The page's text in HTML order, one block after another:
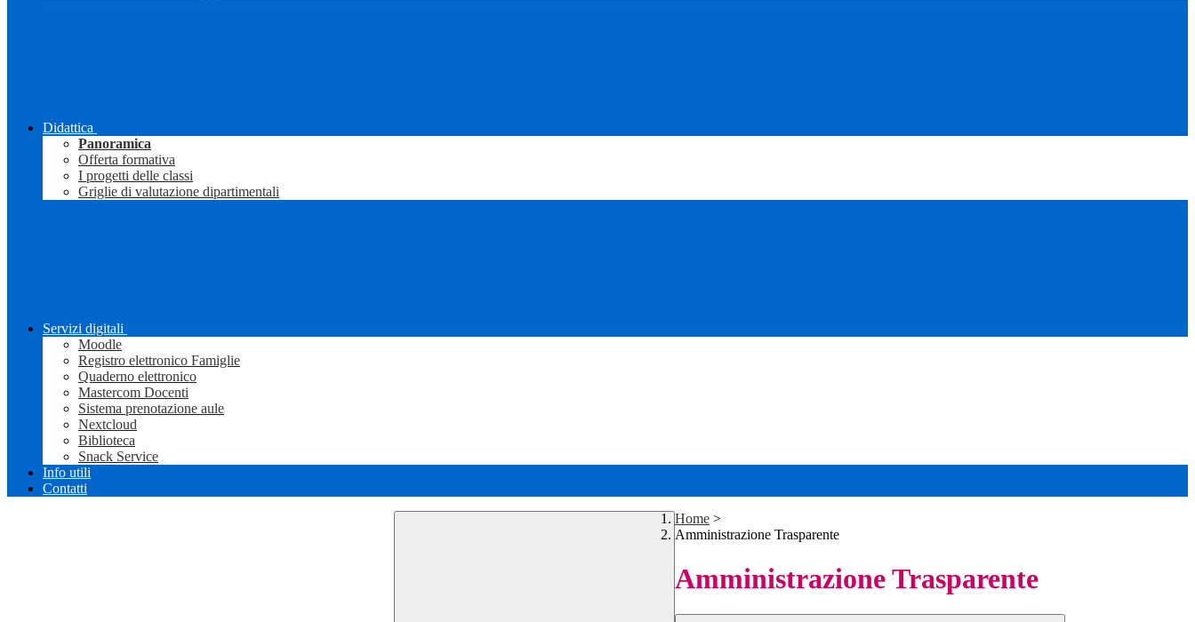
Didattica
Panoramica
Offerta formativa
I progetti delle classi
Griglie di valutazione dipartimentali
Servizi digitali
Moodle
Registro elettronico Famiglie
Quaderno elettronico
Mastercom Docenti
Sistema prenotazione aule
Nextcloud
Biblioteca
Snack Service
Info utili
Contatti
Home >
Amministrazione Trasparente
Amministrazione Trasparente